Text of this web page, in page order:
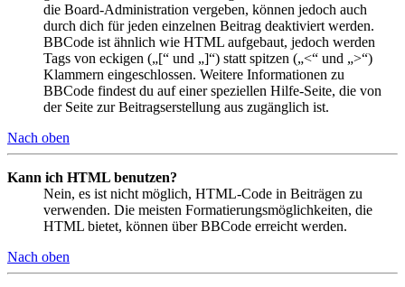
die Board-Administration vergeben, können jedoch auch
durch dich für jeden einzelnen Beitrag deaktiviert werden.
BBCode ist ähnlich wie HTML aufgebaut, jedoch werden
Tags von eckigen („[“ und „]“) statt spitzen („<“ und „>“)
Klammern eingeschlossen. Weitere Informationen zu
BBCode findest du auf einer speziellen Hilfe-Seite, die von
der Seite zur Beitragserstellung aus zugänglich ist.
Nach oben
Kann ich HTML benutzen?
Nein, es ist nicht möglich, HTML-Code in Beiträgen zu
verwenden. Die meisten Formatierungsmöglichkeiten, die
HTML bietet, können über BBCode erreicht werden.
Nach oben